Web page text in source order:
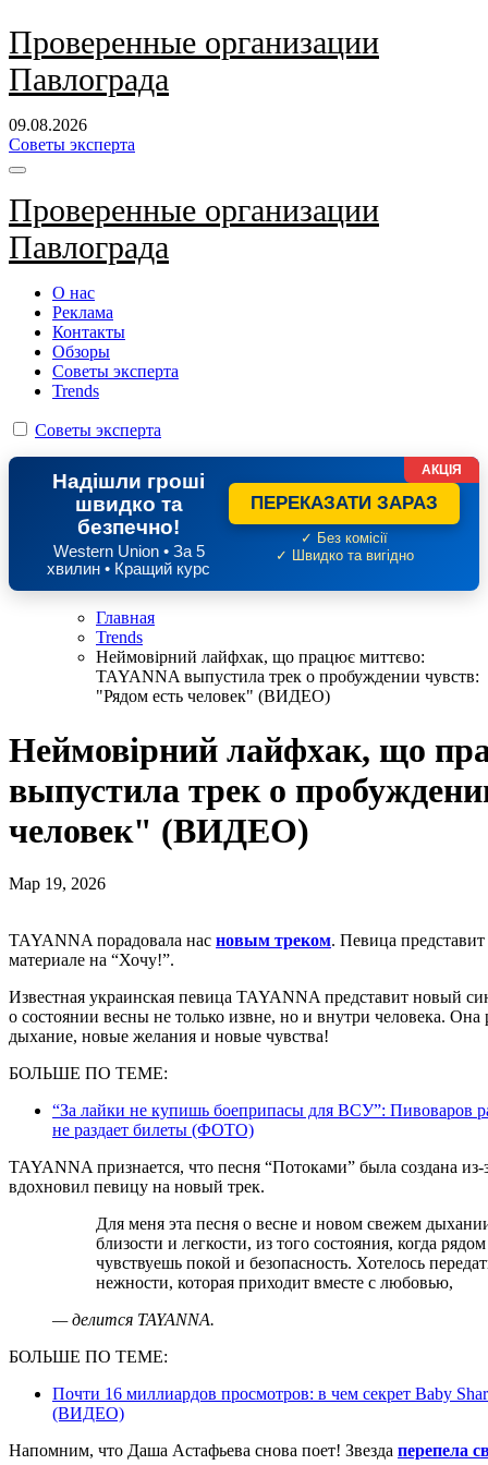
Перейти
к
содержанию
Проверенные организации
Павлограда
09.08.2026
Советы эксперта
Проверенные организации
Павлограда
О нас
Реклама
Контакты
Обзоры
Советы эксперта
Trends
Советы эксперта
Надішли гроші
швидко та
безпечно!
Western Union • За 5
хвилин • Кращий курс
ПЕРЕКАЗАТИ ЗАРАЗ
✓ Без комісії
✓ Швидко та вигідно
АКЦІЯ
Главная
Trends
Неймовірний лайфхак, що працює миттєво:
TAYANNA выпустила трек о пробуждении чувств:
"Рядом есть человек" (ВИДЕО)
Неймовірний лайфхак, що
выпустила трек о
человек" (ВИДЕО)
Мар 19, 2026
TAYANNA порадовала нас новым треком. Певица
материале на “Хочу!”.
Известная украинская певица TAYANNA представит новый
о состоянии весны не только извне, но и внутри человека.
дыхание, новые желания и новые чувства!
БОЛЬШЕ ПО ТЕМЕ:
“За лайки не купишь боеприпасы для ВСУ”: Пивоваров
не раздает билеты (ФОТО)
TAYANNA признается, что песня “Потоками” была создана
вдохновил певицу на новый трек.
Для меня эта песня о весне и новом свежем дыхании нежности. Она родилась из чувств
близости и легкости, из того состояния, когда
чувствуешь покой и безопасность. Хотелось
нежности, которая приходит вместе с любовью,
— делится TAYANNA.
БОЛЬШЕ ПО ТЕМЕ:
Почти 16 миллиардов просмотров: в чем секрет Baby
(ВИДЕО)
Напомним, что Даша Астафьева снова поет! Звезда перепела